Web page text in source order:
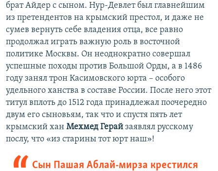
брат Айдер с сыном. Нур-Девлет был главнейшим
из претендентов на крымский престол, и даже не
сумев вернуть себе владения отца, все равно
продолжал играть важную роль в восточной
политике Москвы. Он неоднократно совершал
успешные походы против Большой Орды, а в 1486
году занял трон Касимовского юрта – особого
удельного ханства в составе России. После него этот
титул вплоть до 1512 года принадлежал поочередно
двум его сыновьям, так что и спустя пять лет
крымский хан Мехмед Герай заявлял русскому
послу, что «из старины тот юрт наш»!
Сын Пашая Аблай-мирза крестился